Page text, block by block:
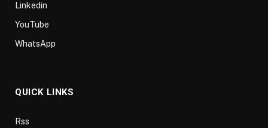
Linkedin
YouTube
WhatsApp
QUICK LINKS
Rss